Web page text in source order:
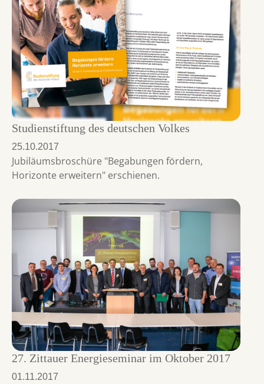
Studienstiftung des deutschen Volkes
25.10.2017
Jubiläumsbroschüre "Begabungen fördern,
Horizonte erweitern" erschienen.
27. Zittauer Energieseminar im Oktober 2017
01.11.2017